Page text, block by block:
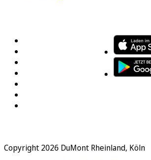
Copyright 2026 DuMont Rheinland, Köln